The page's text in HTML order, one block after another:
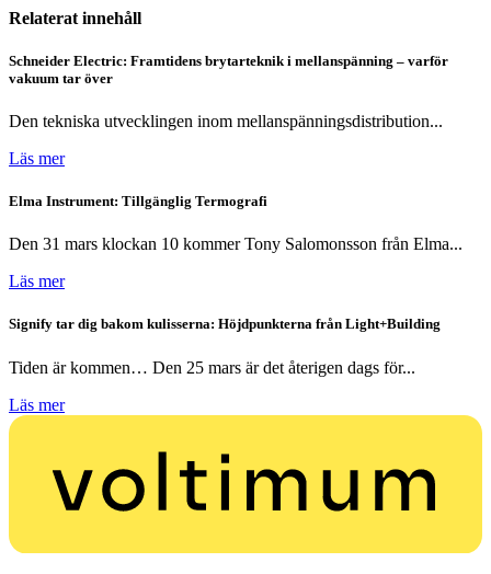
Relaterat innehåll
Schneider Electric: Framtidens brytarteknik i mellanspänning – varför
vakuum tar över
Den tekniska utvecklingen inom mellanspänningsdistribution...
Läs mer
Elma Instrument: Tillgänglig Termografi
Den 31 mars klockan 10 kommer Tony Salomonsson från Elma...
Läs mer
Signify tar dig bakom kulisserna: Höjdpunkterna från Light+Building
Tiden är kommen… Den 25 mars är det återigen dags för...
Läs mer